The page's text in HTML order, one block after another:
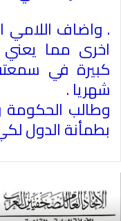
. واضاف
اخرى مما
كبيرة في
شهريا.
وطالب الحكومة
بطمأنة الدول